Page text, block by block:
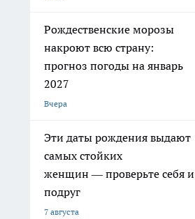
Рождественские морозы
накроют всю страну:
прогноз погоды на январь
2027
Вчера
Эти даты рождения выдают
самых стойких
женщин — проверьте себя и
подруг
7 августа